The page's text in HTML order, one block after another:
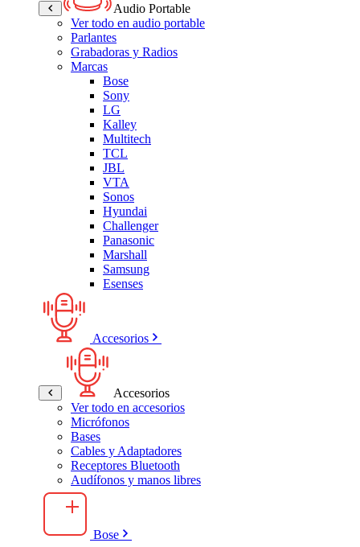
Audio Portable
Ver todo en audio portable
Parlantes
Grabadoras y Radios
Marcas
Bose
Sony
LG
Kalley
Multitech
TCL
JBL
VTA
Sonos
Hyundai
Challenger
Panasonic
Marshall
Samsung
Esenses
Accesorios
Accesorios
Ver todo en accesorios
Micrófonos
Bases
Cables y Adaptadores
Receptores Bluetooth
Audífonos y manos libres
Bose